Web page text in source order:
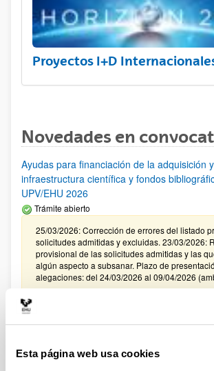
Esta página web usa cookies
Proyectos I+D
Novedades en
Ayudas para financiación de la adquisición
infraestructura científica y fondos
UPV/EHU 2026
Trámite abierto
25/03/2026: Corrección de errores del listado
solicitudes admitidas y excluidas. 23/03/2026:
provisional de las solicitudes admitidas y las
algún aspecto a subsanar. Plazo de
alegaciones: del 24/03/2026 al 09/04/2026
Convocatoria de ayudas para el fomento de
científica, tecnológica y de la innovación
Plazo interno para envío documentación: